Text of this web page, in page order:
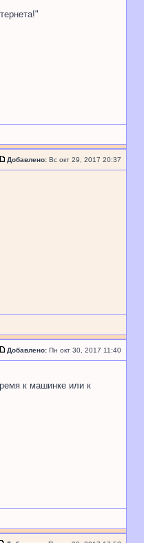
Добавлено: Вс окт 29, 2017 20:37
Добавлено: Пн окт 30, 2017 11:40
к машинке или к